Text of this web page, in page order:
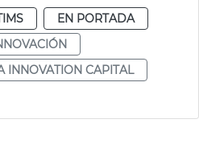
EN PORTADA
INNOVATION CAPITAL